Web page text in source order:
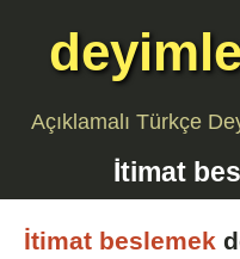
Açıklamalı Türkçe
İtimat
İtimat beslemek